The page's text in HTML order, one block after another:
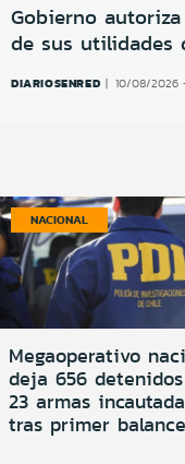
Gobierno
de sus utilidades
DIARIOSENRED 10/08/2026
NACIONAL
Megaoperativo
deja 656
23 armas
tras primer balance